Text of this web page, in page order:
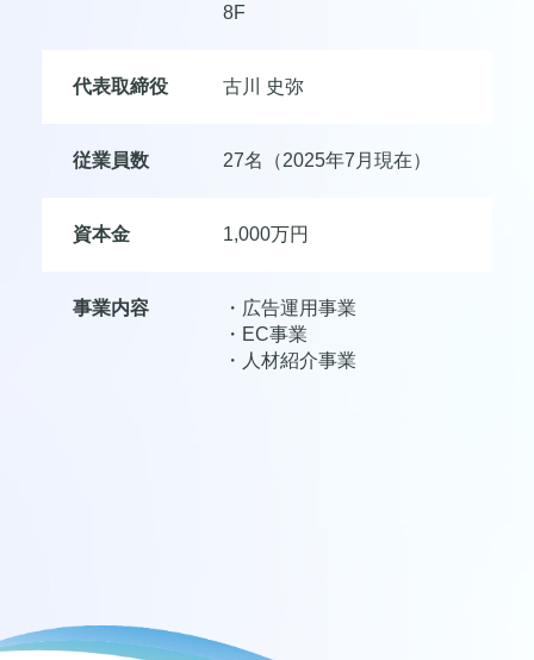
8F
代表取締役 古川 史弥
従業員数 27名（2025年7月現在）
資本金 1,000万円
事業内容
・広告運用事業
・EC事業
・人材紹介事業